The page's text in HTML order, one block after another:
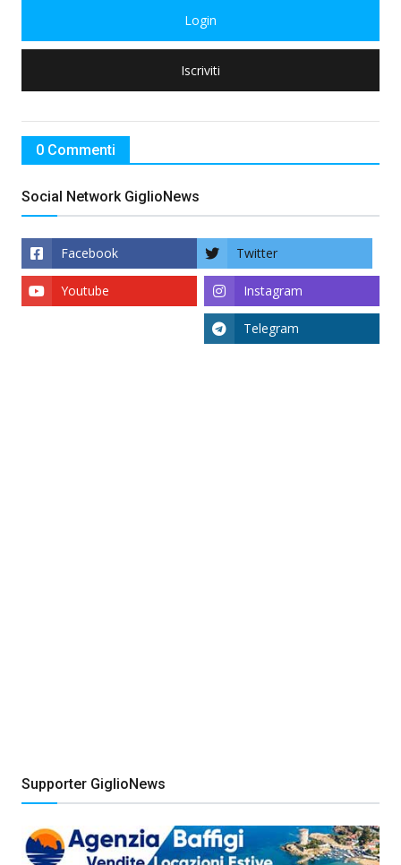
Login
Iscriviti
0 Commenti
Social Network GiglioNews
Facebook Twitter
Instagram
Youtube
Telegram
Supporter GiglioNews